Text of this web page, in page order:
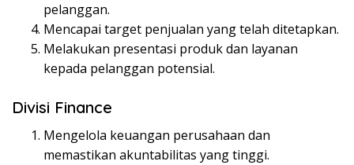
pelanggan.
Mencapai target penjualan yang telah ditetapkan.
Melakukan presentasi produk dan layanan
kepada pelanggan potensial.
Divisi Finance
Mengelola keuangan perusahaan dan
memastikan akuntabilitas yang tinggi.